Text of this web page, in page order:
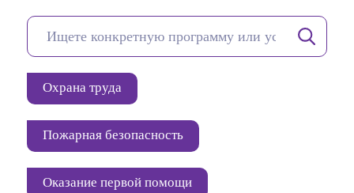
Охрана труда
Пожарная безопасность
Оказание первой помощи